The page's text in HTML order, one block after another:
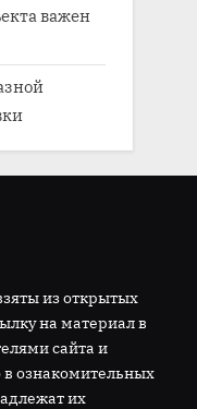
важен
из открытых
на материал в
сайта и
в ознакомительных
их